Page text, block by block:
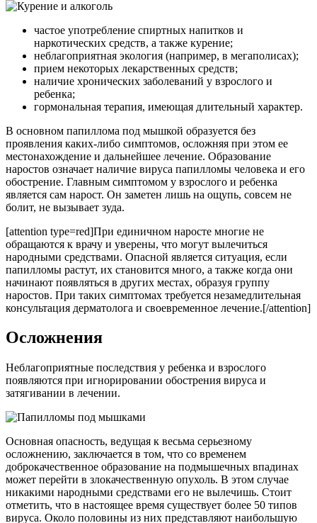
частое употребление спиртных напитков и
наркотических средств, а также курение;
неблагоприятная экология (например, в мегаполисах);
прием некоторых лекарственных средств;
наличие хронических заболеваний у взрослого и
ребенка;
гормональная терапия, имеющая длительный характер.
В основном папиллома под мышкой образуется без
проявления каких-либо симптомов, осложняя при этом ее
местонахождение и дальнейшее лечение. Образование
наростов означает наличие вируса папилломы человека и его
обострение. Главным симптомом у взрослого и ребенка
является сам нарост. Он заметен лишь на ощупь, совсем не
болит, не вызывает зуда.
[attention type=red]При единичном наросте многие не
обращаются к врачу и уверены, что могут вылечиться
народными средствами. Опасной является ситуация, если
папилломы растут, их становится много, а также когда они
начинают появляться в других местах, образуя группу
наростов. При таких симптомах требуется незамедлительная
консультация дерматолога и своевременное лечение.[/attention]
Осложнения
Неблагоприятные последствия у ребенка и взрослого
появляются при игнорировании обострения вируса и
затягивании в лечении.
Основная опасность, ведущая к весьма серьезному
осложнению, заключается в том, что со временем
доброкачественное образование на подмышечных впадинах
может перейти в злокачественную опухоль. В этом случае
никакими народными средствами его не вылечишь. Стоит
отметить, что в настоящее время существует более 50 типов
вируса. Около половины из них представляют наибольшую